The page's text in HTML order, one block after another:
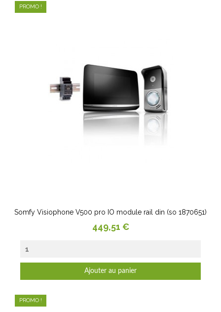
Somfy Visiophone V500 pro IO module rail din (so 1870651)
Prix
449,51 €
Ajouter au panier
PROMO !
PROMO !